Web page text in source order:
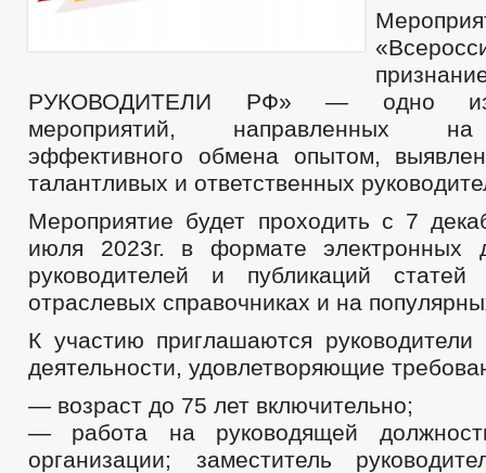
РУКОВОДИТЕЛИ РФ» — одно из
мероприятий, направленных на
эффективного обмена опытом,
талантливых и ответственных
Мероприятие будет проходить с 7
июля 2023г. в формате электронных
руководителей и публикаций
отраслевых справочниках и на
К участию приглашаются
деятельности, удовлетворяющие
— возраст до 75 лет включительно;
— работа на руководящей
организации; заместитель